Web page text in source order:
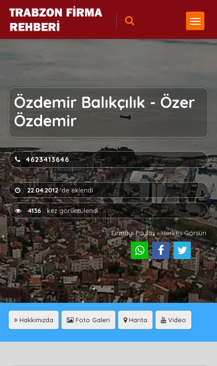
Özdemir Balıkçılık - Özer
Özdemir
4623413646
22.04.2012'de eklendi
4136 kez görüntülendi
Firmayı Paylaş - Herkes Görsün
Hakkımızda Foto Galeri Harita Video